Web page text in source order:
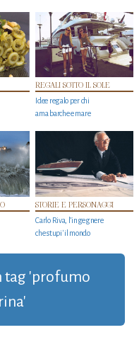
REGALI SOTTO IL SOLE
Idee regalo per chi
ama barche e mare
STORIE E PERSONAGGI
Carlo Riva, l’ingegnere
che stupi' il mondo
tag 'profumo